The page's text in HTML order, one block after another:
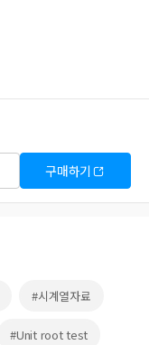
구매하기
#시계열자료
#Unit root test